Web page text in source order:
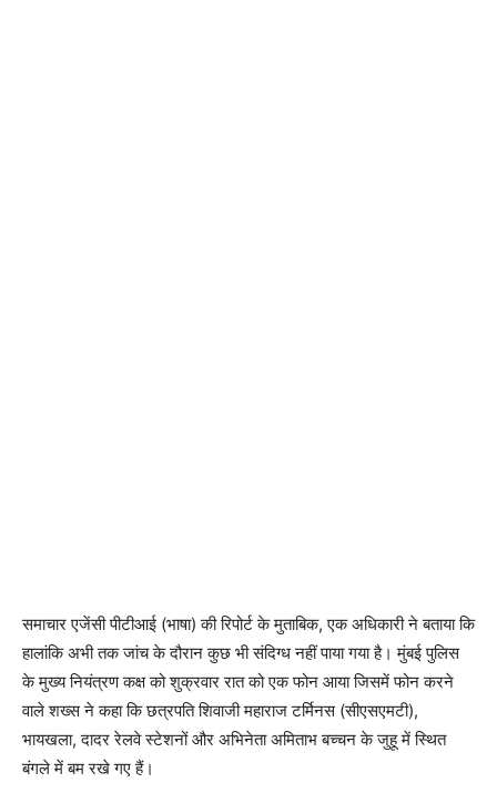
समाचार एजेंसी पीटीआई (भाषा) की रिपोर्ट के मुताबिक, एक अधिकारी ने बताया कि
हालांकि अभी तक जांच के दौरान कुछ भी संदिग्ध नहीं पाया गया है। मुंबई पुलिस
के मुख्य नियंत्रण कक्ष को शुक्रवार रात को एक फोन आया जिसमें फोन करने
वाले शख्स ने कहा कि छत्रपति शिवाजी महाराज टर्मिनस (सीएसएमटी),
भायखला, दादर रेलवे स्टेशनों और अभिनेता अमिताभ बच्चन के जुहू में स्थित
बंगले में बम रखे गए हैं।